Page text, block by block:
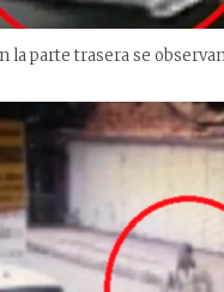
la parte trasera se